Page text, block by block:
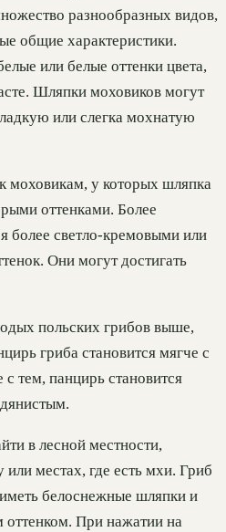
разнообразных видов,
общие характеристики.
или белые оттенки цвета,
Шляпки моховиков могут
или слегка мохнатую
моховикам, у которых шляпка
оттенками. Более
более светло-кремовыми или
Они могут достигать
польских грибов выше,
гриба становится мягче с
тем, панцирь становится
в лесной местности,
местах, где есть мхи. Гриб
белоснежные шляпки и
При нажатии на